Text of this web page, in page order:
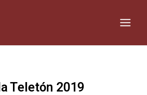
Teletón 2019